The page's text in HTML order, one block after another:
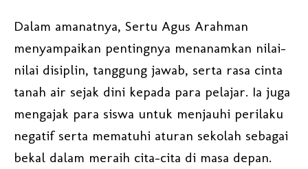
Dalam amanatnya, Sertu Agus Arahman
menyampaikan pentingnya menanamkan nilai-
nilai disiplin, tanggung jawab, serta rasa cinta
tanah air sejak dini kepada para pelajar. Ia juga
mengajak para siswa untuk menjauhi perilaku
negatif serta mematuhi aturan sekolah sebagai
bekal dalam meraih cita-cita di masa depan.